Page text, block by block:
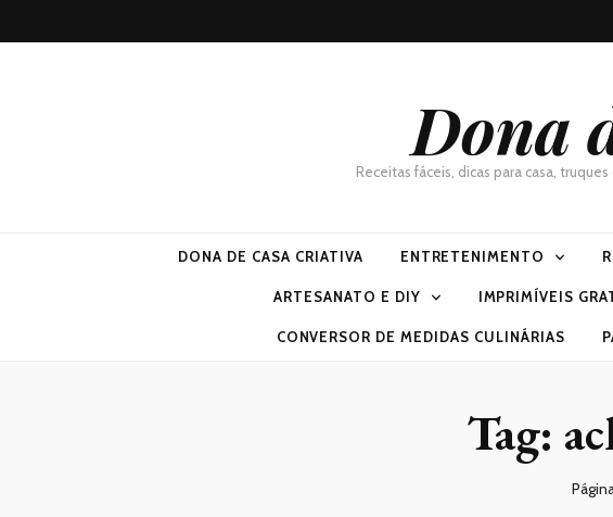
Dona
Receitas fáceis, dicas para casa,
DONA DE CASA CRIATIVA ENTRETENIMENTO
ARTESANATO E DIY IMPRIMÍVEIS
CONVERSOR DE MEDIDAS CULINÁRIAS
Tag: